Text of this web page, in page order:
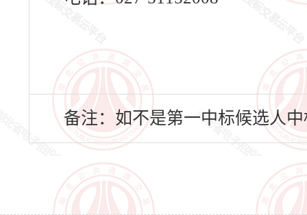
备注：如不是第一中标候选人中